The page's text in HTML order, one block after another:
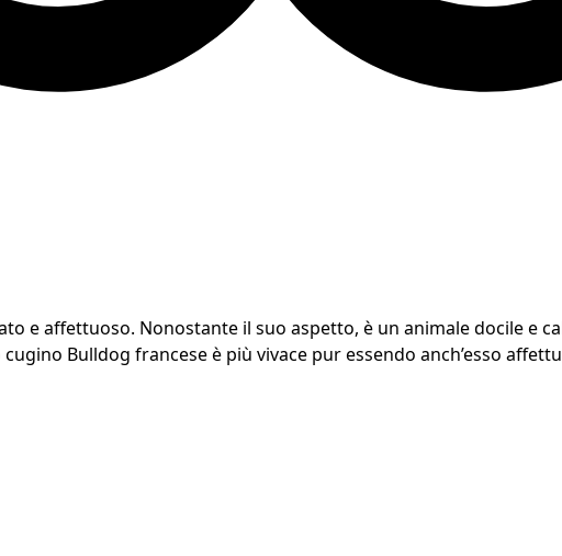
e affettuoso. Nonostante il suo aspetto, è un animale docile e
Bulldog francese è più vivace pur essendo anch’esso